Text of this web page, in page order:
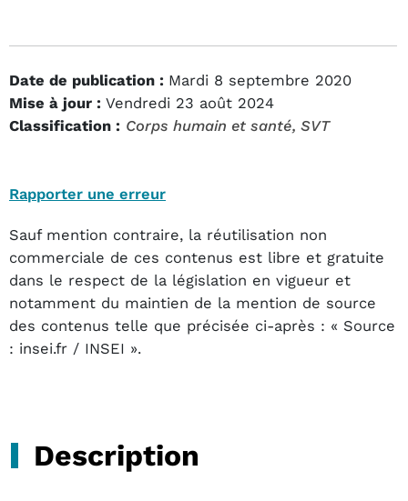
Date de publication : Mardi 8 septembre 2020
Mise à jour : Vendredi 23 août 2024
Classification : Corps humain et santé, SVT
Rapporter une erreur
Sauf mention contraire, la réutilisation non
commerciale de ces contenus est libre et gratuite
dans le respect de la législation en vigueur et
notamment du maintien de la mention de source
des contenus telle que précisée ci-après : « Source
: insei.fr / INSEI ».
Description